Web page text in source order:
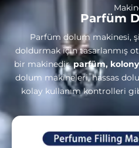
Parfüm
Parfüm dolum makinesi,
doldurmak için tasarlanmış
bir makinedir.parfüm,
dolum makineleri, hassas
kolay kullanım kontrolleri